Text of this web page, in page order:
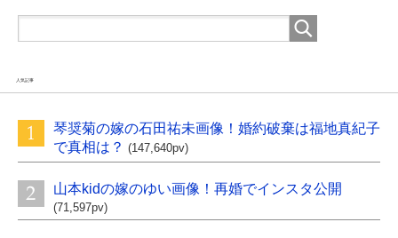
人気記事
琴奨菊の嫁の石田祐未画像！婚約破棄は福地真紀子
で真相は？ (147,640pv)
山本kidの嫁のゆい画像！再婚でインスタ公開
(71,597pv)